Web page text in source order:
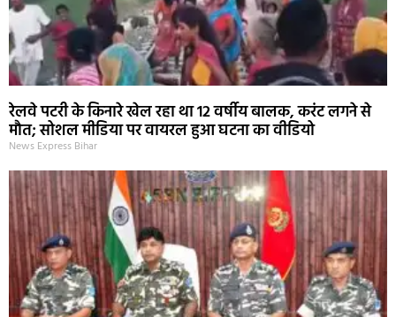
रेलवे पटरी के किनारे खेल रहा था 12 वर्षीय बालक, करंट लगने से
मौत; सोशल मीडिया पर वायरल हुआ घटना का वीडियो
News Express Bihar